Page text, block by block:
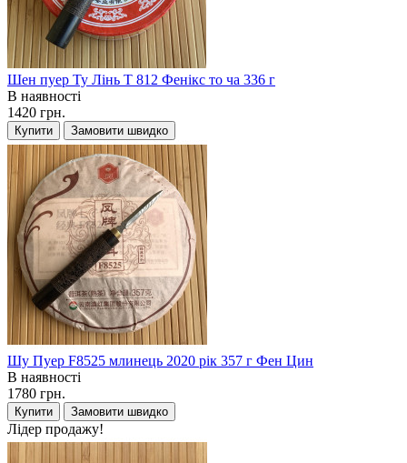
Шен пуер Ту Лінь Т 812 Фенікс то ча 336 г
В наявності
1420 грн.
Купити Замовити швидко
Шу Пуер F8525 млинець 2020 рік 357 г Фен Цин
В наявності
1780 грн.
Купити Замовити швидко
Лідер продажу!